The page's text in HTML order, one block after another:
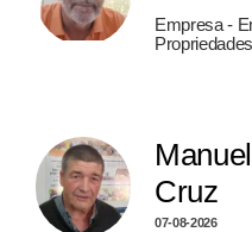
Empresa -
Cruz
07-08-2026